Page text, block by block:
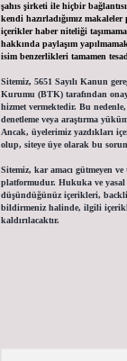
şahıs şirketi ile hiçbir
kendi hazırladığımız
içerikler haber niteliği
hakkında paylaşım
isim benzerlikleri tamamen
Sitemiz, 5651 Sayılı Kanun
Kurumu (BTK) tarafından
hizmet vermektedir. Bu
denetleme veya araştırma
Ancak, üyelerimiz yazdıkları
olup, siteye üye olarak bu
Sitemiz, kar amacı gütmeyen
platformudur. Hukuka ve yasal
düşündüğünüz içerikleri,
bildirmeniz halinde, ilgili
kaldırılacaktır.